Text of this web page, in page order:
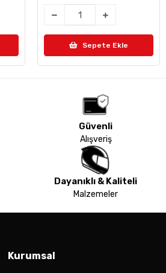
Sepete Ekle
Güvenli
Alışveriş
Dayanıklı & Kaliteli
Malzemeler
Kurumsal